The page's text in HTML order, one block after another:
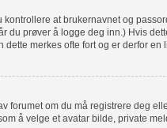
at brukernavnet og
du prøver å logge deg inn.) Hvis
merkes ofte fort og er derfor en
forumet om du må registrere deg
å velge et avatar bilde, private